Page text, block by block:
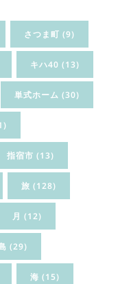
さつま町 (9)
キハ40 (13)
単式ホーム (30)
指宿市 (13)
旅 (128)
月 (12)
(29)
海 (15)